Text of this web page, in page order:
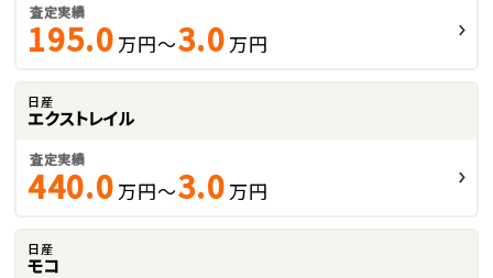
査定実績
195.0 万円～3.0 万円
日産
エクストレイル
査定実績
440.0 万円～3.0 万円
日産
モコ